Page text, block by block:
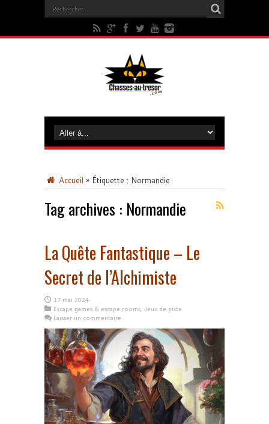
Accueil » Étiquette : Normandie
Tag archives : Normandie
La Quête Fantastique – Le
Secret de l’Alchimiste
17 mai 2024
Escape games & escape rooms, Jeux de piste
Laisser un commentaire